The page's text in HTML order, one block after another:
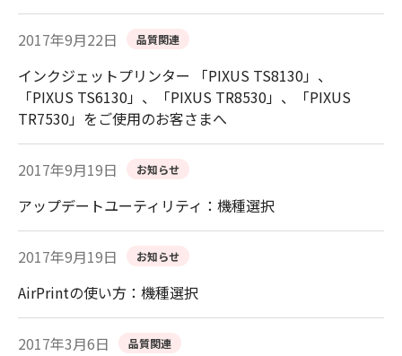
2017年9月22日 品質関連
インクジェットプリンター 「PIXUS TS8130」、
「PIXUS TS6130」、「PIXUS TR8530」、「PIXUS
TR7530」をご使用のお客さまへ
2017年9月19日 お知らせ
アップデートユーティリティ：機種選択
2017年9月19日 お知らせ
AirPrintの使い方：機種選択
2017年3月6日 品質関連